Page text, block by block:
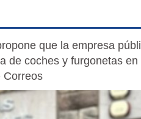
que la empresa
de coches y furgonetas
Correos